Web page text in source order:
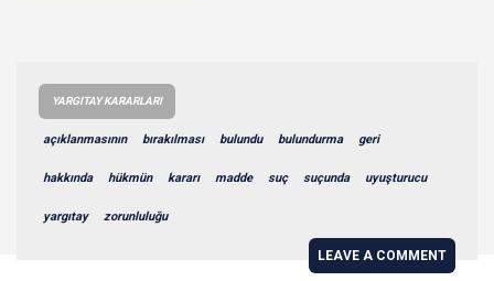
YARGITAY KARARLARI
açıklanmasının bırakılması bulundu bulundurma geri
hakkında hükmün kararı madde suç suçunda uyuşturucu
yargıtay zorunluluğu
LEAVE A COMMENT